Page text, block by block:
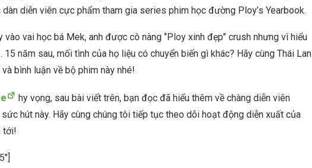
diễn viên cực phẩm tham gia series phim học đường Ploy’s Yearbook.
vai học bá Mek, anh được cô nàng ‘’Ploy xinh đẹp’’ crush nhưng vì hiểu
15 năm sau, mối tình của họ liệu có chuyển biến gì khác? Hãy cùng Thái Lan
bình luận về bộ phim này nhé!
hy vọng, sau bài viết trên, bạn đọc đã hiểu thêm về chàng diễn viên
hút này. Hãy cùng chúng tôi tiếp tục theo dõi hoạt động diễn xuất của
tới!